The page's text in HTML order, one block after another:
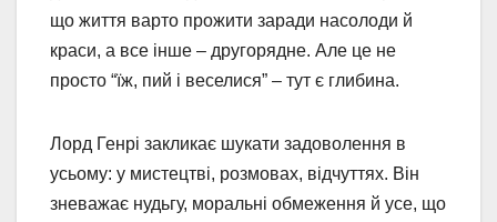
що життя варто прожити заради насолоди й
краси, а все інше – другорядне. Але це не
просто “їж, пий і веселися” – тут є глибина.
Лорд Генрі закликає шукати задоволення в
усьому: у мистецтві, розмовах, відчуттях. Він
зневажає нудьгу, моральні обмеження й усе, що